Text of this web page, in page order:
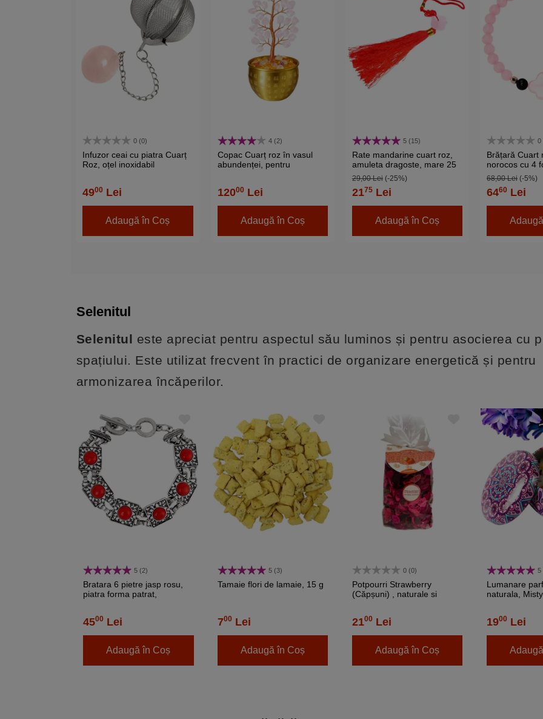
0 (0)
Infuzor ceai cu piatra Cuarț
Roz, oțel inoxidabil
4900 Lei
Adaugă în Coș
4 (2)
Copac Cuarț roz în vasul
abundenței, pentru
12000 Lei
Adaugă în Coș
5 (15)
Rate mandarine cuart roz,
amuleta dragoste, mare 25
cm
29,00 Lei(-25%)
2175Lei
Adaugă în Coș
0
Brățară Cuart
norocos cu 4
dragostei,
68,00 Lei (-5%)
6460 Lei
Selenitul
Selenitul este apreciat pentru aspectul său luminos și pentru asocierea cu
spațiului. Este utilizat frecvent în practici de organizare energetică și pentru
armonizarea încăperilor.
5 (2)
Bratara 6 pietre jasp rosu,
piatra forma patrat,
4500 Lei
Adaugă în Coș
5 (3)
Tamaie flori de lamaie, 15 g
700 Lei
Adaugă în Coș
0 (0)
Potpourri Strawberry
(Căpșuni) , naturale si
2100 Lei
Adaugă în Coș
5
Lumanare
naturala,
1900 Lei